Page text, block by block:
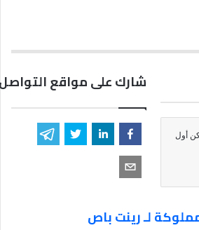
أول
شارك على مواقع
لـ رينت باص